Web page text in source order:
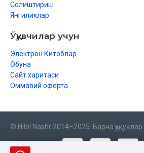
Солиштириш
Янгиликлар
Ўқувчилар учун
Электрон Китоблар
Обуна
Сайт харитаси
Оммавий оферта
© Hilol Nashr 2014–2025. Барча ҳуқуқлар